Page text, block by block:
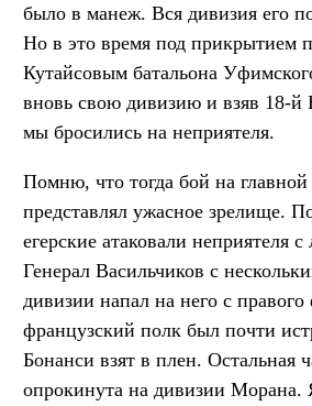
было в манеж. Вся дивизия его
Но в это время под прикрытием
Кутайсовым батальона
вновь свою дивизию и взяв 18-й
мы бросились на неприятеля.
Помню, что тогда бой на главной
представлял ужасное зрелище.
егерские атаковали неприятеля с
Генерал Васильчиков с
дивизии напал на него с
французский полк был почти
Бонанси взят в плен. Остальная
опрокинута на дивизии Морана.